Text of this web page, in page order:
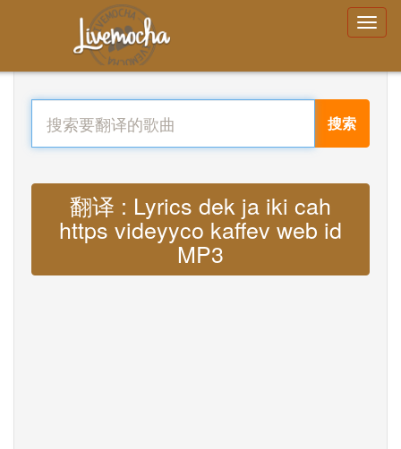
搜索
翻译 : Lyrics dek ja iki cah
https videyyco kaffev web id
MP3